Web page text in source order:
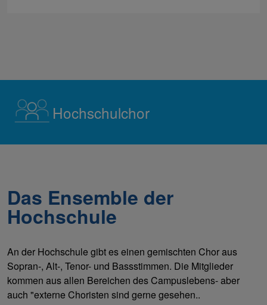
Hochschulchor
Das Ensemble der
Hochschule
An der Hochschule gibt es einen gemischten Chor aus
Sopran-, Alt-, Tenor- und Bassstimmen. Die Mitglieder
kommen aus allen Bereichen des Campuslebens- aber
auch "externe Choristen sind gerne gesehen..